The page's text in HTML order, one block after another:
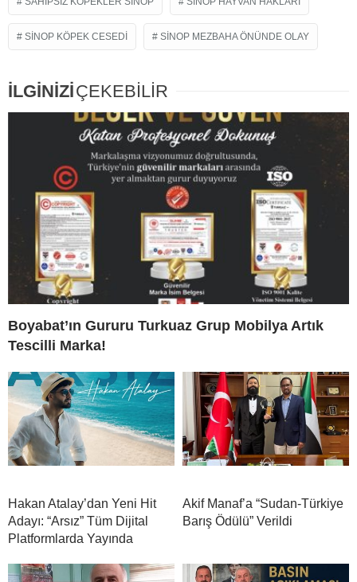
SINOP KÖPEK CESEDI SINOP MEZBAHA ÖNÜNDE OLAY
İLGİNİZİÇEKEBİLİR
Boyabat’ın Gururu Turkuaz Grup Mobilya Artık
Tescilli Marka!
Hakan Atalay’dan Yeni Hit
Adayı: “Arsız” Tüm Dijital
Platformlarda Yayında
Akif Manaf’a “Sudan-Türkiye
Barış Ödülü” Verildi